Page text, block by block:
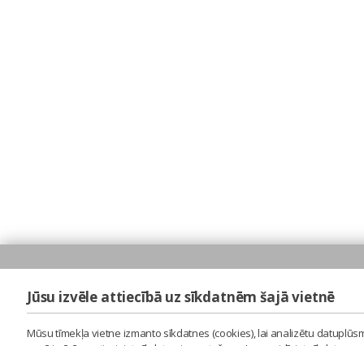
Jūsu izvēle attiecībā uz sīkdatnēm šajā vietnē
Mūsu tīmekļa vietne izmanto sīkdatnes (cookies), lai analizētu